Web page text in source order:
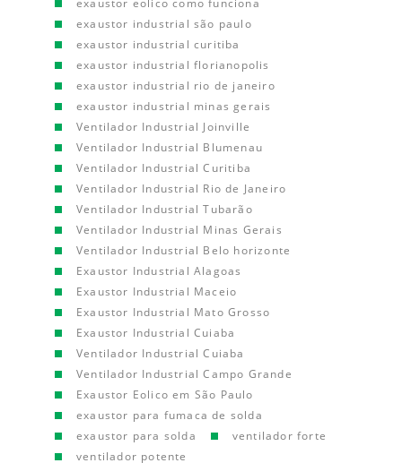
exaustor eolico como funciona
exaustor industrial são paulo
exaustor industrial curitiba
exaustor industrial florianopolis
exaustor industrial rio de janeiro
exaustor industrial minas gerais
Ventilador Industrial Joinville
Ventilador Industrial Blumenau
Ventilador Industrial Curitiba
Ventilador Industrial Rio de Janeiro
Ventilador Industrial Tubarão
Ventilador Industrial Minas Gerais
Ventilador Industrial Belo horizonte
Exaustor Industrial Alagoas
Exaustor Industrial Maceio
Exaustor Industrial Mato Grosso
Exaustor Industrial Cuiaba
Ventilador Industrial Cuiaba
Ventilador Industrial Campo Grande
Exaustor Eolico em São Paulo
exaustor para fumaca de solda
exaustor para solda
ventilador forte
ventilador potente